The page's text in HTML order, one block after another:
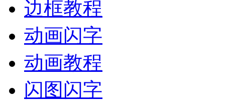
边框教程
动画闪字
动画教程
闪图闪字